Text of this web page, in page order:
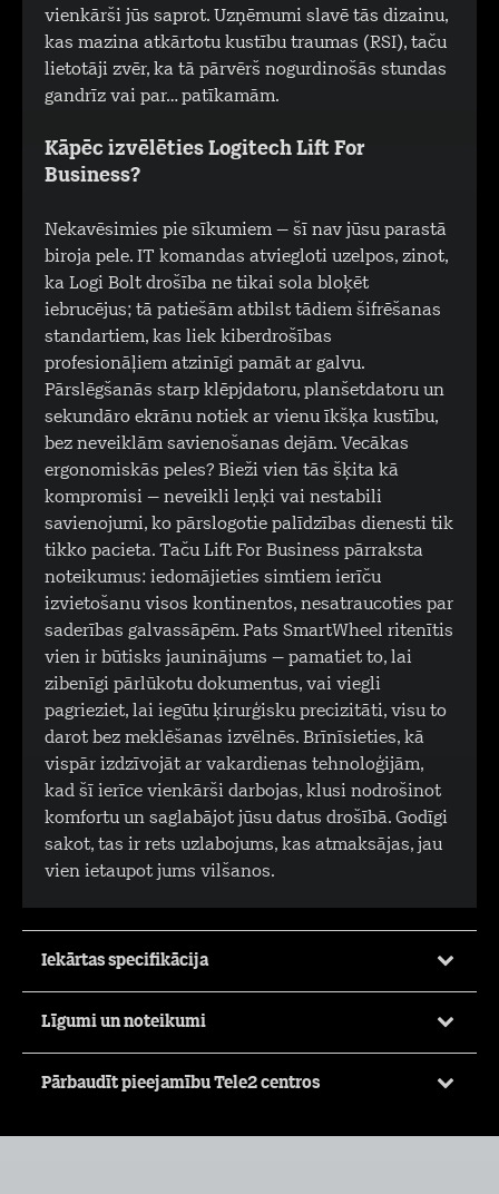
vienkārši jūs saprot. Uzņēmumi slavē tās dizainu,
kas mazina atkārtotu kustību traumas (RSI), taču
lietotāji zvēr, ka tā pārvērš nogurdinošās stundas
gandrīz vai par… patīkamām.
Kāpēc izvēlēties Logitech Lift For
Business?
Nekavēsimies pie sīkumiem – šī nav jūsu parastā
biroja pele. IT komandas atviegloti uzelpos, zinot,
ka Logi Bolt drošība ne tikai sola bloķēt
iebrucējus; tā patiešām atbilst tādiem šifrēšanas
standartiem, kas liek kiberdrošības
profesionāļiem atzinīgi pamāt ar galvu.
Pārslēgšanās starp klēpjdatoru, planšetdatoru un
sekundāro ekrānu notiek ar vienu īkšķa kustību,
bez neveiklām savienošanas dejām. Vecākas
ergonomiskās peles? Bieži vien tās šķita kā
kompromisi – neveikli leņķi vai nestabili
savienojumi, ko pārslogotie palīdzības dienesti tik
tikko pacieta. Taču Lift For Business pārraksta
noteikumus: iedomājieties simtiem ierīču
izvietošanu visos kontinentos, nesatraucoties par
saderības galvassāpēm. Pats SmartWheel ritenītis
vien ir būtisks jauninājums – pamatiet to, lai
zibenīgi pārlūkotu dokumentus, vai viegli
pagrieziet, lai iegūtu ķirurģisku precizitāti, visu to
darot bez meklēšanas izvēlnēs. Brīnīsieties, kā
vispār izdzīvojāt ar vakardienas tehnoloģijām,
kad šī ierīce vienkārši darbojas, klusi nodrošinot
komfortu un saglabājot jūsu datus drošībā. Godīgi
sakot, tas ir rets uzlabojums, kas atmaksājas, jau
vien ietaupot jums vilšanos.
Iekārtas specifikācija
Līgumi un noteikumi
Pārbaudīt pieejamību Tele2 centros